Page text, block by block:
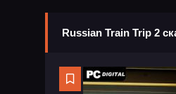
Russian Train Trip 2